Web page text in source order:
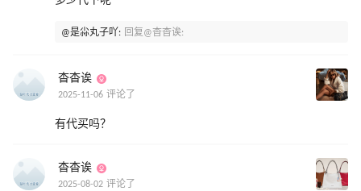
@是尛丸子吖: 回复@杳杳诶:
杳杳诶
2025-11-06 评论了
有代买吗？
杳杳诶
2025-08-02 评论了